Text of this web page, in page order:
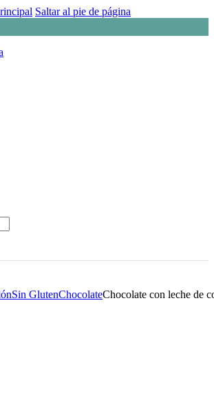
Saltar al pie de página
Sin GlutenChocolateChocolate con leche de